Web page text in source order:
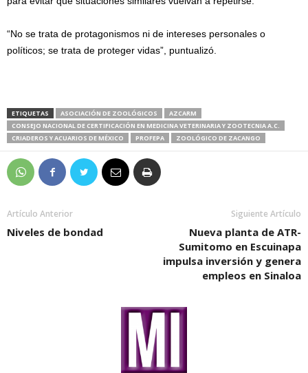
“No se trata de protagonismos ni de intereses personales o
políticos; se trata de proteger vidas”, puntualizó.
ETIQUETAS ASOCIACIÓN DE ZOOLÓGICOS
AZCARM
CONSEJO NACIONAL DE CERTIFICACIÓN EN MEDICINA VETERINARIA Y ZOOTECNIA A.C.
CRIADEROS Y ACUARIOS DE MÉXICO
PROFEPA ZOOLÓGICO DE ZACANGO
Artículo Anterior
Niveles de bondad
Siguiente Artículo
Nueva planta de ATR-
Sumitomo en Escuinapa
impulsa inversión y genera
empleos en Sinaloa